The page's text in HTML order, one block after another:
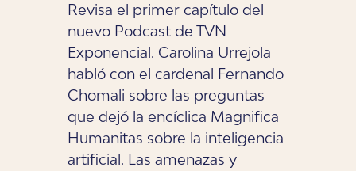
Revisa el primer capítulo del
nuevo Podcast de TVN
Exponencial. Carolina Urrejola
habló con el cardenal Fernando
Chomali sobre las preguntas
que dejó la encíclica Magnifica
Humanitas sobre la inteligencia
artificial. Las amenazas y